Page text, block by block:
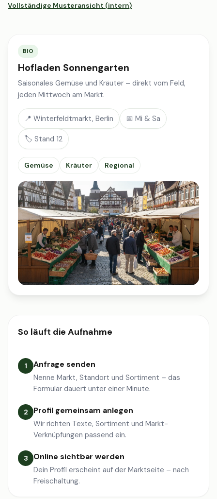
Vollständige Musteransicht (intern)
BIO
Hofladen Sonnengarten
Saisonales Gemüse und Kräuter – direkt vom Feld,
jeden Mittwoch am Markt.
📍 Winterfeldtmarkt, Berlin 📅 Mi & Sa
🏷️ Stand 12
Gemüse Kräuter Regional
So läuft die Aufnahme
1 Anfrage senden
Nenne Markt, Standort und Sortiment – das
Formular dauert unter einer Minute.
2 Profil gemeinsam anlegen
Wir richten Texte, Sortiment und Markt-
Verknüpfungen passend ein.
3 Online sichtbar werden
Dein Profil erscheint auf der Marktseite – nach
Freischaltung.